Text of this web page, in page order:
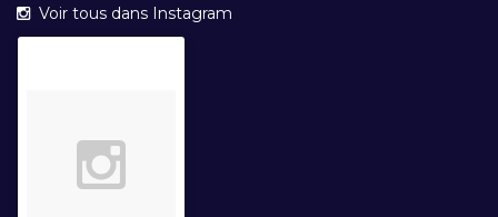
Voir tous dans Instagram